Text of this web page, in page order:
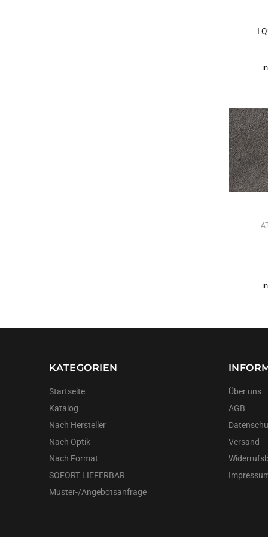
I
KATEGORIEN
Startseite
Katalog
Nach Hersteller
Nach Optik
Nach Format
SOFORT LIEFERBAR
Muster-/Angebotsanfrage
Über uns
AGB
Versand